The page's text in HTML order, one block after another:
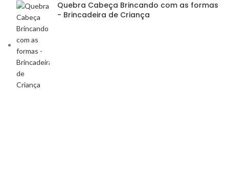
Quebra Cabeça Brincando com as formas
- Brincadeira de Criança